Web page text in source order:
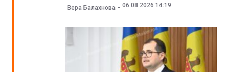
Вера Балахнова 06.08.2026 14:19